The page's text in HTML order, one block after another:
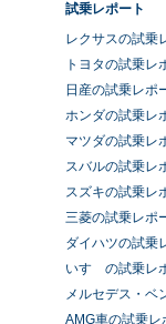
試乗レポート
レクサスの試乗
トヨタの試乗レ
日産の試乗レポ
ホンダの試乗レ
マツダの試乗レ
スバルの試乗レ
スズキの試乗レ
三菱の試乗レポ
ダイハツの試乗
いすゞの試乗レ
メルセデス・ベ
AMG車の試乗レ